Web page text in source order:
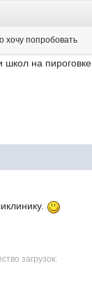
хочу попробовать
школ на пироговке
загрузок: